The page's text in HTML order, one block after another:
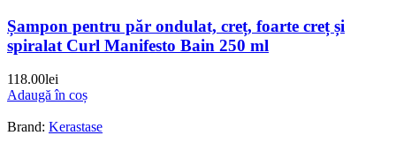
Șampon pentru păr ondulat, creț, foarte creț și
spiralat Curl Manifesto Bain 250 ml
118.00lei
Adaugă în coș
Brand: Kerastase